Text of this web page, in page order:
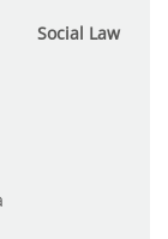
Social Law